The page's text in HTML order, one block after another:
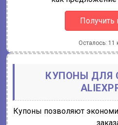
Получить
Осталось: 11
КУПОНЫ ДЛЯ
Купоны позволяют